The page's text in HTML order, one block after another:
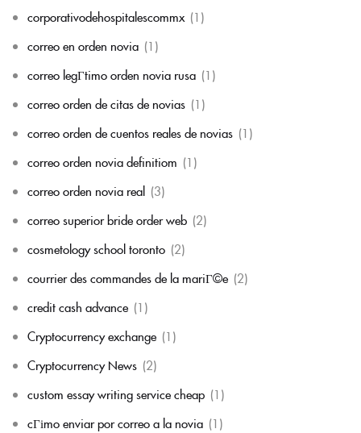
corporativodehospitalescommx (1)
correo en orden novia (1)
correo legГ­timo orden novia rusa (1)
correo orden de citas de novias (1)
correo orden de cuentos reales de novias (1)
correo orden novia definitiom (1)
correo orden novia real (3)
correo superior bride order web (2)
cosmetology school toronto (2)
courrier des commandes de la mariГ©e (2)
credit cash advance (1)
Cryptocurrency exchange (1)
Cryptocurrency News (2)
custom essay writing service cheap (1)
cГіmo enviar por correo a la novia (1)